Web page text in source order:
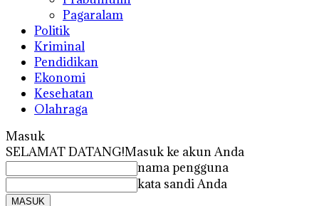
Pagaralam
Politik
Kriminal
Pendidikan
Ekonomi
Kesehatan
Olahraga
Masuk
SELAMAT DATANG!Masuk ke akun Anda
nama pengguna
kata sandi Anda